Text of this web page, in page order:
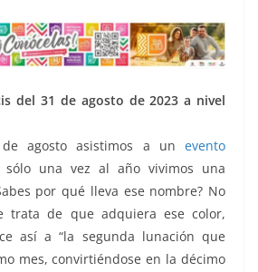
del 31 de agosto de 2023 a nivel
agosto asistimos a un evento
sólo una vez al año vivimos una
por qué lleva ese nombre? No
trata de que adquiera ese color,
así a “la segunda lunación que
mes, convirtiéndose en la décimo